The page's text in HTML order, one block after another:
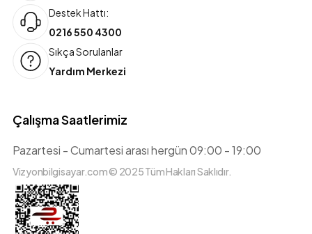
Destek Hattı:
0216 550 4300
Sıkça Sorulanlar
Yardım Merkezi
Çalışma Saatlerimiz
Pazartesi - Cumartesi arası hergün 09:00 - 19:00
Vizyonbilgisayar.com © 2025 Tüm Hakları Saklıdır.